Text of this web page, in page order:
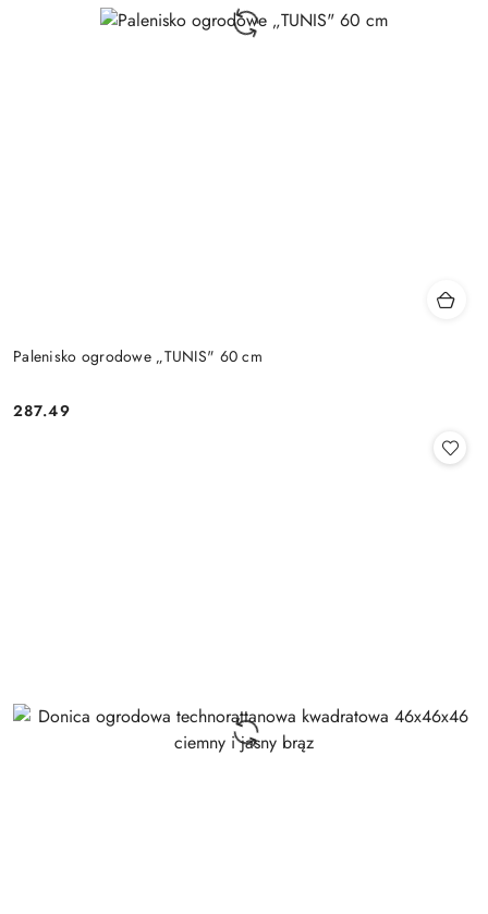
Palenisko ogrodowe „TUNIS" 60 cm
Cena:
287.49